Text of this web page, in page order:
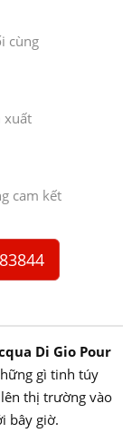
cùng
xuất
cam kết
Di Gio Pour
gì tinh túy
thị trường vào
bây giờ.